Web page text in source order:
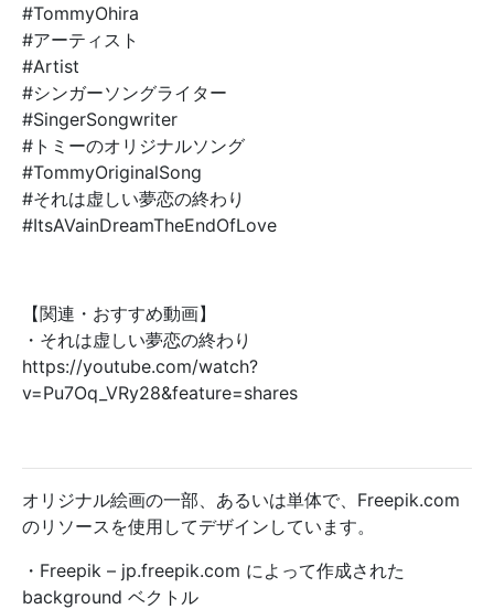
#TommyOhira
#アーティスト
#Artist
#シンガーソングライター
#SingerSongwriter
#トミーのオリジナルソング
#TommyOriginalSong
#それは虚しい夢恋の終わり
#ItsAVainDreamTheEndOfLove
【関連・おすすめ動画】
・それは虚しい夢恋の終わり
https://youtube.com/watch?
v=Pu7Oq_VRy28&feature=shares
オリジナル絵画の一部、あるいは単体で、Freepik.com
のリソースを使用してデザインしています。
・Freepik – jp.freepik.com によって作成された
background ベクトル